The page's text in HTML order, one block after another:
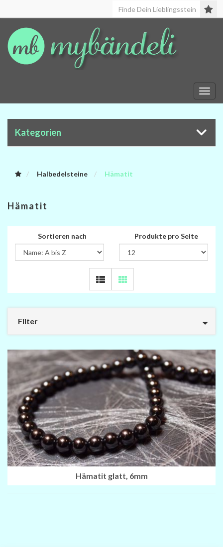
Kategorien
Halbedelsteine Hämatit
Hämatit
Sortieren nach Produkte pro Seite
Filter
Hämatit glatt, 6mm